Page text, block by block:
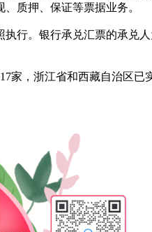
质押、保证等票据业务。
行。银行承兑汇票的承兑
家，浙江省和西藏自治区已